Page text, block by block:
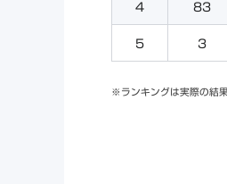
4 83
5 3
※ランキングは実際の結